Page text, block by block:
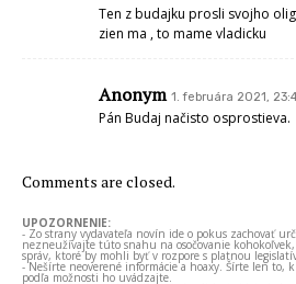
Ten z budajku prosli svojho
zien ma , to mame vladicku
Anonym 1. februára 2021,
Pán Budaj načisto osprostieva.
Comments are closed.
UPOZORNENIE:
- Zo strany vydavateľa novín ide o pokus zachovať
nezneužívajte túto snahu na osočovanie
správ, ktoré by mohli byť v rozpore s platnou
- Nešírte neoverené informácie a hoaxy. Šírte len to,
podľa možnosti ho uvádzajte.